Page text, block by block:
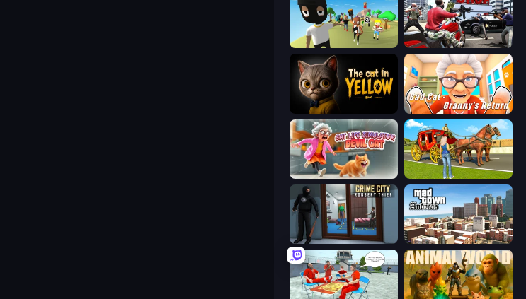
Grand Action Simulator: New York
The Cat in Yellow Bad Cat - Granny's Return
Cat Life Simulator: Devil Cat Horse Cart Transport Taxi Game
Crime City Robbery Thief Games Mad Town Andreas: Mafia Storie